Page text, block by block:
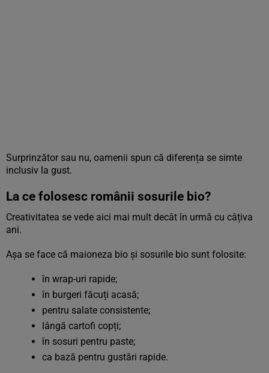
Surprinzător sau nu, oamenii spun că diferența se simte
inclusiv la gust.
La ce folosesc românii sosurile bio?
Creativitatea se vede aici mai mult decât în urmă cu câțiva
ani.
Așa se face că maioneza bio și sosurile bio sunt folosite:
în wrap-uri rapide;
în burgeri făcuți acasă;
pentru salate consistente;
lângă cartofi copți;
în sosuri pentru paste;
ca bază pentru gustări rapide.